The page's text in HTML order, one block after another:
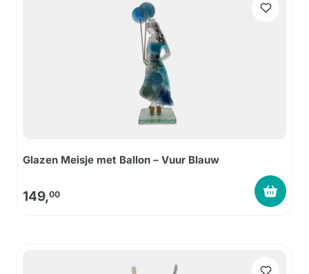
Glazen Meisje met Ballon – Vuur Blauw
149,00